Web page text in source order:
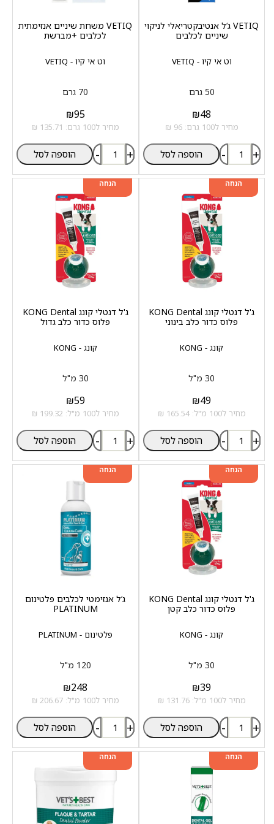
וט אי קיו - VETIQ
VETIQ ג‘ל אנטיבקטריאלי לניקוי
שיניים לכלבים
50 גרם
₪48
מחיר ל100 גרם: 96 ₪
- + הוספה לסל
וט אי קיו - VETIQ
VETIQ משחת שיניים אנזימתית
לכלבים +מברשת
70 גרם
₪95
מחיר ל100 גרם: 135.71 ₪
- + הוספה לסל
מוצר שני ב-20%
הנחה
קונג - KONG
ג'ל דנטלי קונג KONG Dental
פלוס כדור כלב בינוני
30 מ"ל
₪49
מחיר ל100 מ"ל: 165.54 ₪
- + הוספה לסל
מוצר שני ב-20%
הנחה
קונג - KONG
ג'ל דנטלי קונג KONG Dental
פלוס כדור כלב גדול
30 מ"ל
₪59
מחיר ל100 מ"ל: 199.32 ₪
- + הוספה לסל
מוצר שני ב-20%
הנחה
קונג - KONG
ג'ל דנטלי קונג KONG Dental
פלוס כדור כלב קטן
30 מ"ל
₪39
מחיר ל100 מ"ל: 131.76 ₪
- + הוספה לסל
מוצר שני ב-20%
הנחה
פלטינום - PLATINUM
ג‘ל אנזימטי לכלבים פלטינום
PLATINUM
120 מ"ל
₪248
מחיר ל100 מ"ל: 206.67 ₪
- + הוספה לסל
מוצר שני ב-20%
הנחה
מוצר שני ב-20%
הנחה